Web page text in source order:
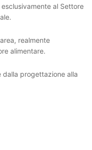
al Settore
realmente
alimentare.
dalla progettazione alla